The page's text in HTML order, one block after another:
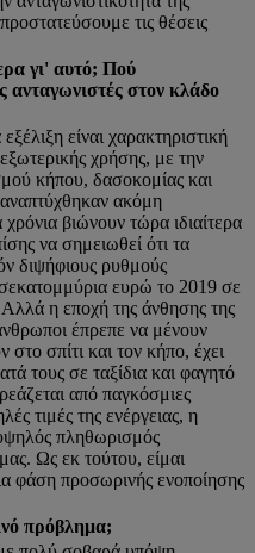
τις θέσεις
γι' αυτό; Πού
ανταγωνιστές στον κλάδο
είναι χαρακτηριστική
χρήσης, με την
κήπου, δασοκομίας και
ακόμη
βιώνουν τώρα ιδιαίτερα
να σημειωθεί ότι τα
διψήφιους ρυθμούς
ευρώ το 2019 σε
η εποχή της άνθησης της
έπρεπε να μένουν
στο σπίτι και τον κήπο, έχει
τους σε ταξίδια και φαγητό
από παγκόσμιες
τιμές της ενέργειας, η
πληθωρισμός
Ως εκ τούτου, είμαι
φάση προσωρινής ενοποίησης
πρόβλημα;